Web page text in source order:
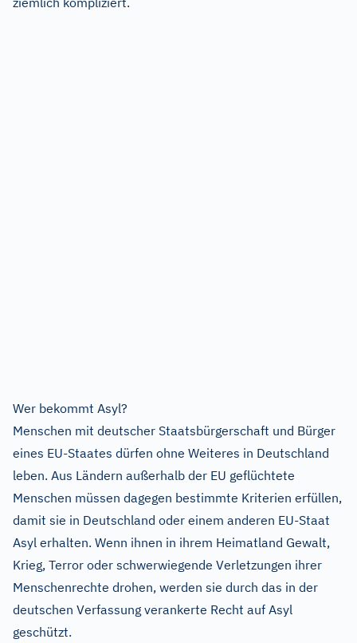
Wer bekommt Asyl?
Menschen mit deutscher Staatsbürgerschaft und Bürger
eines EU-Staates dürfen ohne Weiteres in Deutschland
leben. Aus Ländern außerhalb der EU geflüchtete
Menschen müssen dagegen bestimmte Kriterien erfüllen,
damit sie in Deutschland oder einem anderen EU-Staat
Asyl erhalten. Wenn ihnen in ihrem Heimatland Gewalt,
Krieg, Terror oder schwerwiegende Verletzungen ihrer
Menschenrechte drohen, werden sie durch das in der
deutschen Verfassung verankerte Recht auf Asyl
geschützt.